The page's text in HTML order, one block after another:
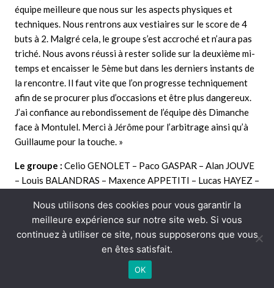
équipe meilleure que nous sur les aspects physiques et
techniques. Nous rentrons aux vestiaires sur le score de 4
buts à 2. Malgré cela, le groupe s’est accroché et n’aura pas
triché. Nous avons réussi à rester solide sur la deuxième mi-
temps et encaisser le 5ème but dans les derniers instants de
la rencontre. Il faut vite que l’on progresse techniquement
afin de se procurer plus d’occasions et être plus dangereux.
J’ai confiance au rebondissement de l’équipe dès Dimanche
face à Montulel. Merci à Jérôme pour l’arbitrage ainsi qu’à
Guillaume pour la touche. »
Le groupe : Celio GENOLET – Paco GASPAR – Alan JOUVE
– Louis BALANDRAS – Maxence APPETITI – Lucas HAYEZ –
CHERIF – Enes GUNES – Gabin MAREE
Prochain match: Montluel – ASMT
Nous utilisons des cookies pour vous garantir la
meilleure expérience sur notre site web. Si vous
continuez à utiliser ce site, nous supposerons que vous
en êtes satisfait.
OK